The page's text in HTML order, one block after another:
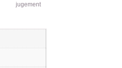
jugement